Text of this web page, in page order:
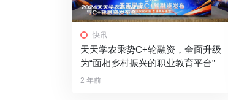
快讯
天天学农乘势C+轮融资，全面升级
为“面相乡村振兴的职业教育平台”
2 年前